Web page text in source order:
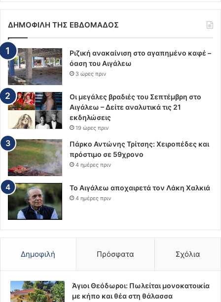
ΔΗΜΟΦΙΛΗ ΤΗΣ ΕΒΔΟΜΑΔΟΣ
Ριζική ανακαίνιση στο αγαπημένο καφέ –
όαση του Αιγάλεω
3 ώρες πριν
Οι μεγάλες βραδιές του Σεπτέμβρη στο
Αιγάλεω – Δείτε αναλυτικά τις 21
εκδηλώσεις
19 ώρες πριν
Πάρκο Αντώνης Τρίτσης: Χειροπέδες και
πρόστιμο σε 59χρονο
4 ημέρες πριν
Το Αιγάλεω αποχαιρετά τον Λάκη Χαλκιά
4 ημέρες πριν
Δημοφιλή Πρόσφατα Σχόλια
Άγιοι Θεόδωροι: Πωλείται μονοκατοικία
με κήπο και θέα στη θάλασσα